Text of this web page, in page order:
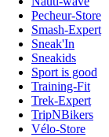
Pecheur-Store
Smash-Expert
Sneak'In
Sneakids
Sport is good
Training-Fit
Trek-Expert
TripNBikers
Vélo-Store